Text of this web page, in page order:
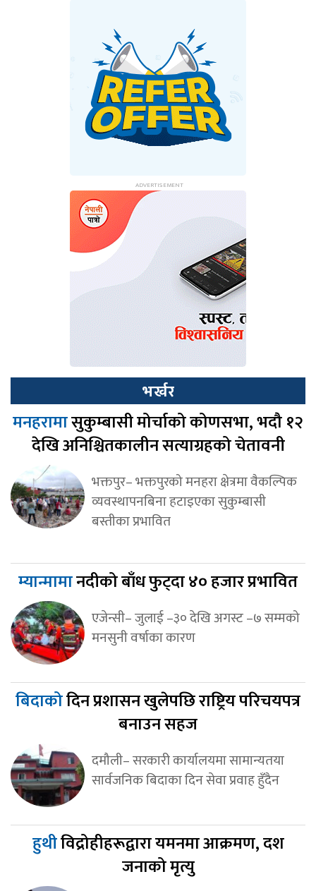
भर्खर
मनहरामासुकुम्बासी मोर्चाको कोणसभा, भदौ १२
देखि अनिश्चितकालीन सत्याग्रहको चेतावनी
भक्तपुर– भक्तपुरको मनहरा क्षेत्रमा वैकल्पिक
व्यवस्थापनबिना हटाइएका सुकुम्बासी
बस्तीका प्रभावित
म्यान्मामानदीको बाँध फुट्दा ४० हजार प्रभावित
एजेन्सी– जुलाई –३० देखि अगस्ट –७ सम्मको
मनसुनी वर्षाका कारण
बिदाकोदिन प्रशासन खुलेपछि राष्ट्रिय परिचयपत्र
बनाउन सहज
दमौली– सरकारी कार्यालयमा सामान्यतया
सार्वजनिक बिदाका दिन सेवा प्रवाह हुँदैन
हुथीविद्रोहीहरूद्वारा यमनमा आक्रमण, दश
जनाको मृत्यु